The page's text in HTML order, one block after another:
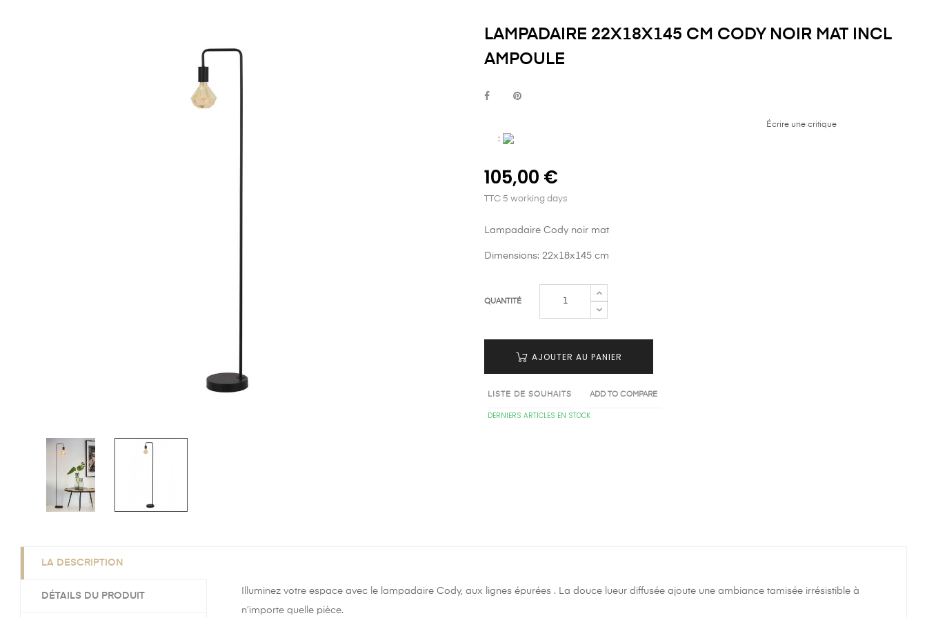
LAMPADAIRE 22X18X145 CM CODY NOIR MAT INCL
AMPOULE
:
Écrire une critique
105,00 €
TTC 5 working days
Lampadaire Cody noir mat
Dimensions: 22x18x145 cm
QUANTITÉ
AJOUTER AU PANIER
LISTE DE SOUHAITS ADD TO COMPARE
DERNIERS ARTICLES EN STOCK
LA DESCRIPTION
DÉTAILS DU PRODUIT
Illuminez votre espace avec le lampadaire Cody, aux lignes épurées . La douce lueur diffusée ajoute une ambiance tamisée irrésistible à
n’importe quelle pièce.